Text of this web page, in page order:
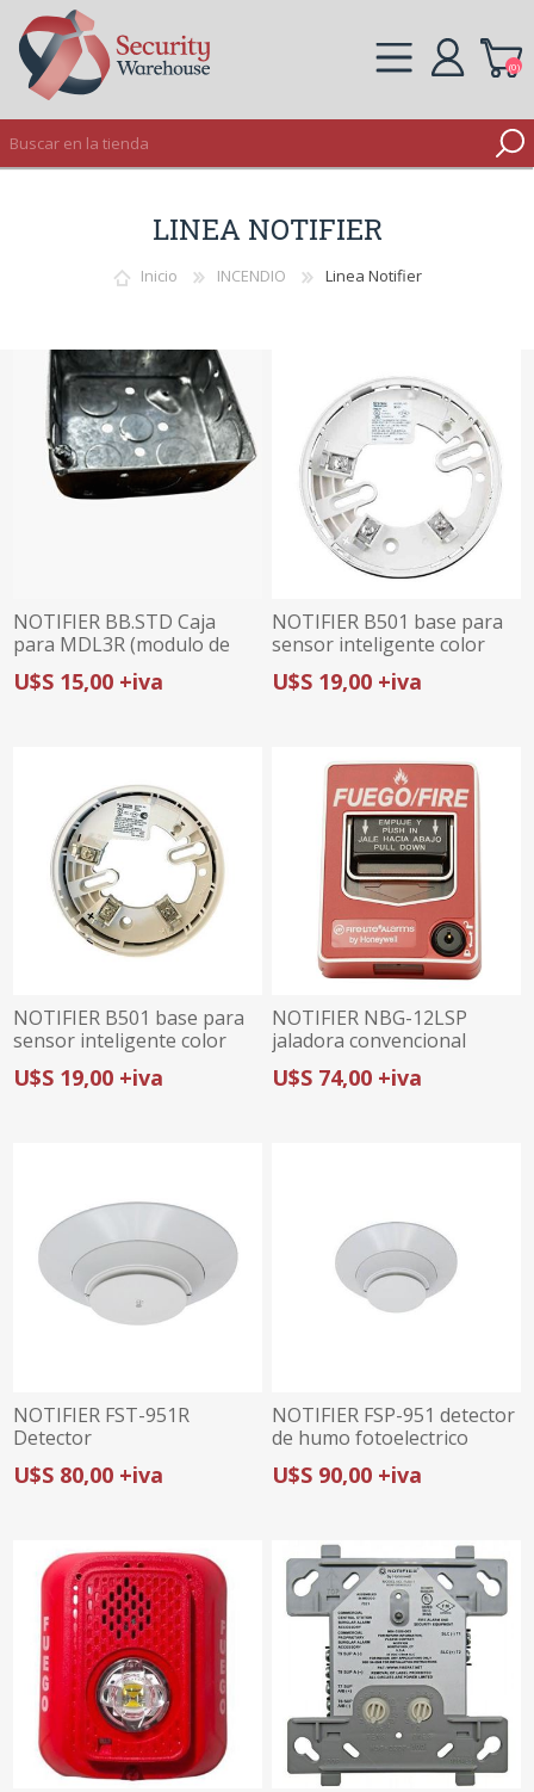
(0)
LINEA NOTIFIER
Inicio INCENDIO Linea Notifier
NOTIFIER BB.STD Caja
para MDL3R (modulo de
sincronizar sirenas)
U$S 15,00 +iva
NOTIFIER B501 base para
sensor inteligente color
blanco
U$S 19,00 +iva
NOTIFIER B501 base para
sensor inteligente color
marfil
U$S 19,00 +iva
NOTIFIER NBG-12LSP
jaladora convencional
U$S 74,00 +iva
NOTIFIER FST-951R
Detector
Termovelocimetrico
(FLASHSCAN)
U$S 80,00 +iva
NOTIFIER FSP-951 detector
de humo fotoelectrico
U$S 90,00 +iva